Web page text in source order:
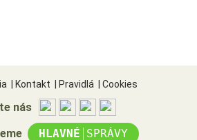
Kontakt Pravidlá Cookies
nás
HLAVNÉ | SPRÁVY